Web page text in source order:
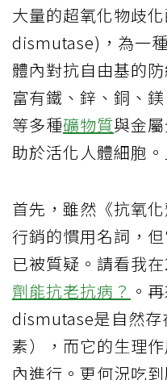
大量的超氧化物歧
dismutase)，為一
體內對抗自由基的
富有鐵、鋅、銅、
等多種礦物質與金
助於活化人體細胞。
首先，雖然《抗氧
行銷的慣用名詞，
已被質疑。請看我
劑能抗老抗病？ 。
dismutase是自然存
素），而它的生理
內進行。更何況吃